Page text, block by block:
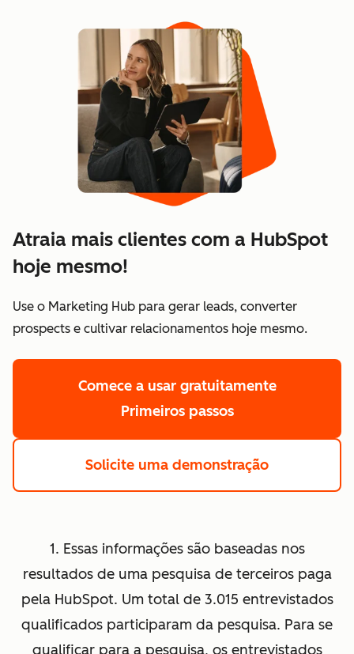
Atraia mais clientes com a HubSpot
hoje mesmo!
Use o Marketing Hub para gerar leads, converter
prospects e cultivar relacionamentos hoje mesmo.
Comece a usar gratuitamente
Primeiros passos
Solicite uma demonstração
1. Essas informações são baseadas nos
resultados de uma pesquisa de terceiros paga
pela HubSpot. Um total de 3.015 entrevistados
qualificados participaram da pesquisa. Para se
qualificar para a pesquisa, os entrevistados